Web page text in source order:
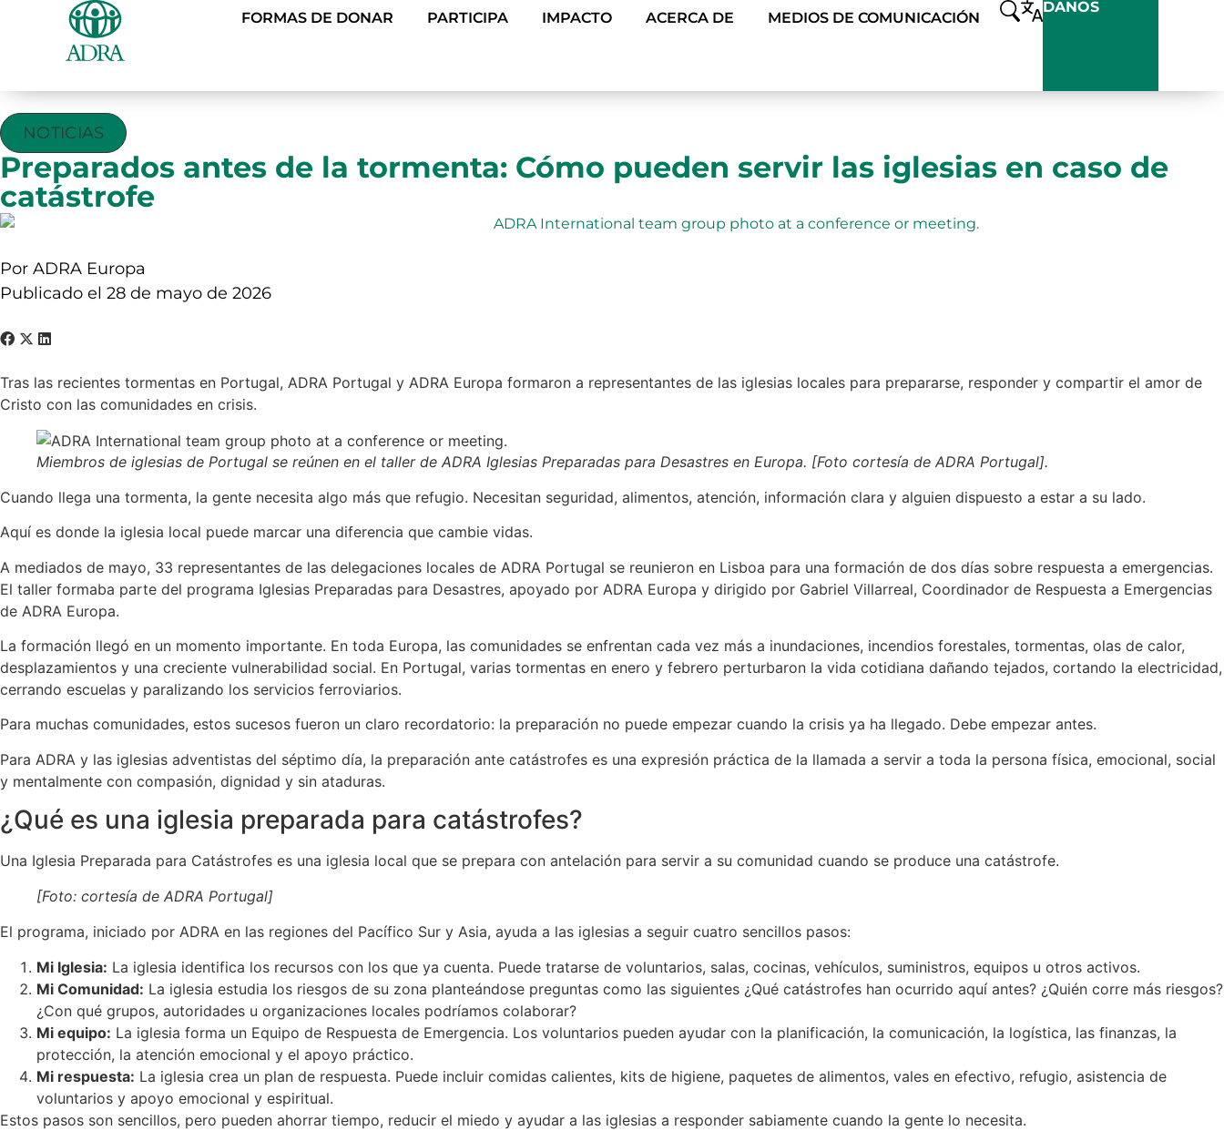
FORMAS DE DONAR PARTICIPA IMPACTO ACERCA DE MEDIOS DE COMUNICACIÓN
DANOS
NOTICIAS
Preparados antes de la tormenta: Cómo pueden servir las iglesias en caso de
catástrofe
Por ADRA Europa
Publicado el 28 de mayo de 2026
Tras las recientes tormentas en Portugal, ADRA Portugal y ADRA Europa formaron a representantes de las iglesias locales para prepararse, responder y compartir el amor de
Cristo con las comunidades en crisis.
Miembros de iglesias de Portugal se reúnen en el taller de ADRA Iglesias Preparadas para Desastres en Europa. [Foto cortesía de ADRA Portugal].
Cuando llega una tormenta, la gente necesita algo más que refugio. Necesitan seguridad, alimentos, atención, información clara y alguien dispuesto a estar a su lado.
Aquí es donde la iglesia local puede marcar una diferencia que cambie vidas.
A mediados de mayo, 33 representantes de las delegaciones locales de ADRA Portugal se reunieron en Lisboa para una formación de dos días sobre respuesta a emergencias.
El taller formaba parte del programa Iglesias Preparadas para Desastres, apoyado por ADRA Europa y dirigido por Gabriel Villarreal, Coordinador de Respuesta a Emergencias
de ADRA Europa.
La formación llegó en un momento importante. En toda Europa, las comunidades se enfrentan cada vez más a inundaciones, incendios forestales, tormentas, olas de calor,
desplazamientos y una creciente vulnerabilidad social. En Portugal, varias tormentas en enero y febrero perturbaron la vida cotidiana dañando tejados, cortando la electricidad,
cerrando escuelas y paralizando los servicios ferroviarios.
Para muchas comunidades, estos sucesos fueron un claro recordatorio: la preparación no puede empezar cuando la crisis ya ha llegado. Debe empezar antes.
Para ADRA y las iglesias adventistas del séptimo día, la preparación ante catástrofes es una expresión práctica de la llamada a servir a toda la persona física, emocional, social
y mentalmente con compasión, dignidad y sin ataduras.
¿Qué es una iglesia preparada para catástrofes?
Una Iglesia Preparada para Catástrofes es una iglesia local que se prepara con antelación para servir a su comunidad cuando se produce una catástrofe.
[Foto: cortesía de ADRA Portugal]
El programa, iniciado por ADRA en las regiones del Pacífico Sur y Asia, ayuda a las iglesias a seguir cuatro sencillos pasos:
Mi Iglesia: La iglesia identifica los recursos con los que ya cuenta. Puede tratarse de voluntarios, salas, cocinas, vehículos, suministros, equipos u otros activos.
Mi Comunidad: La iglesia estudia los riesgos de su zona planteándose preguntas como las siguientes ¿Qué catástrofes han ocurrido aquí antes? ¿Quién corre más riesgos?
¿Con qué grupos, autoridades u organizaciones locales podríamos colaborar?
Mi equipo: La iglesia forma un Equipo de Respuesta de Emergencia. Los voluntarios pueden ayudar con la planificación, la comunicación, la logística, las finanzas, la
protección, la atención emocional y el apoyo práctico.
Mi respuesta: La iglesia crea un plan de respuesta. Puede incluir comidas calientes, kits de higiene, paquetes de alimentos, vales en efectivo, refugio, asistencia de
voluntarios y apoyo emocional y espiritual.
Estos pasos son sencillos, pero pueden ahorrar tiempo, reducir el miedo y ayudar a las iglesias a responder sabiamente cuando la gente lo necesita.